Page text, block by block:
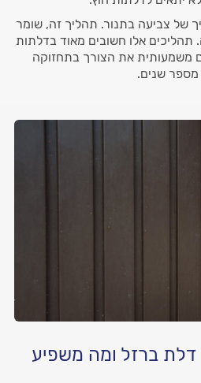
של צביעה בתנור. תהליך זה, שומר
אלו חשובים מאוד בדלתות
משמעותית את הצורך בתחזוקה
מספר שנים.
ברזל ומה משפיע